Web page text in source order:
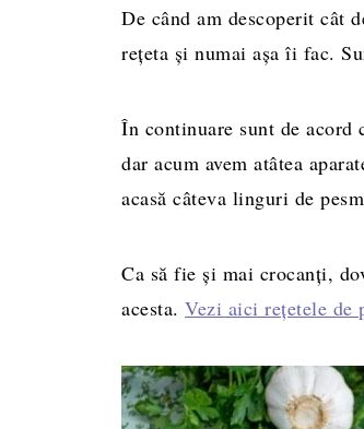
De când am descoperit cât
rețeta și numai așa îi fac.
În continuare sunt de acord
dar acum avem atâtea
acasă câteva linguri de
Ca să fie și mai crocanți,
acesta. Vezi aici rețetele de